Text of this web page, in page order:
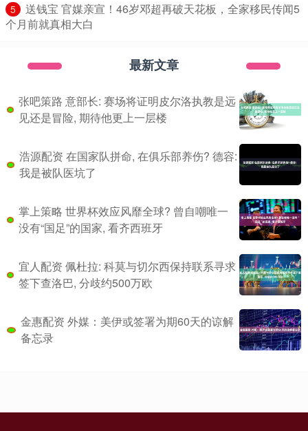
5
​送钱宝 官媒亲宣！46岁邓超再破天花板，全家移民传闻5
个月前就真相大白
最新文章
张吧策路 意部长: 赛场将证明皮尔洛执教是远
见还是冒险, 期待他更上一层楼
浩源配资 在国家队拼命, 在俱乐部养伤? 德容:
我是被队医坑了
掌上策略 世界杯效应风靡全球? 曾自嘲唯一
没有“国足”的国家, 看齐西班牙
宜人配资 佩杜拉: 科莫与切尔西保持联系寻求
签下查洛巴, 分歧约500万欧
金惠配资 外媒：美伊或签署为期60天的谅解
备忘录